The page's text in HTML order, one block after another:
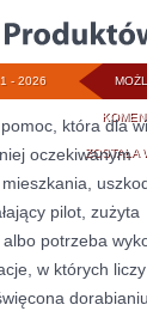
ZOSTAŁA
- 2026
która dla
oczekiwanym
pilot, zużyta
potrzeba
w których